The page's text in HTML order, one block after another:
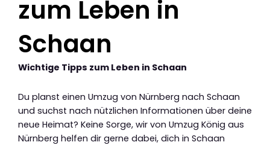
zum Leben in
Schaan
Wichtige Tipps zum Leben in Schaan
Du planst einen Umzug von Nürnberg nach Schaan
und suchst nach nützlichen Informationen über deine
neue Heimat? Keine Sorge, wir von Umzug König aus
Nürnberg helfen dir gerne dabei, dich in Schaan